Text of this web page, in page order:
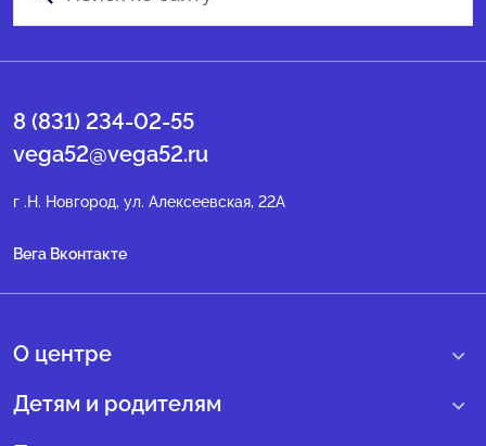
8 (831) 234-02-55
vega52@vega52.ru
г .Н. Новгород, ул. Алексеевская, 22А
Вега Вконтакте
О центре
О нас
Детям и родителям